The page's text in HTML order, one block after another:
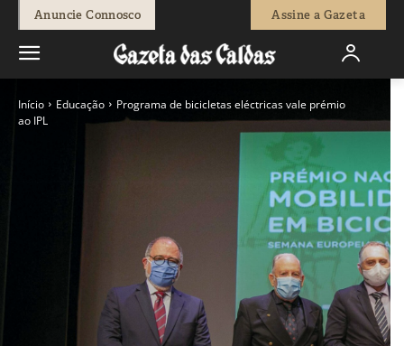
Anuncie Connosco Assine a Gazeta
Início Educação
Programa de bicicletas eléctricas vale prémio
ao IPL